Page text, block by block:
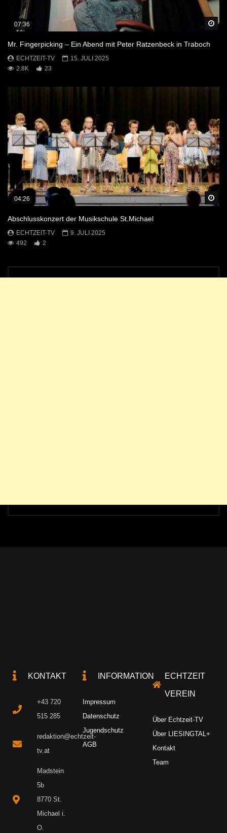
07:36
Mr. Fingerpicking – Ein Abend mit Peter Ratzenbeck in Traboch
ECHTZEIT-TV
15. JULI 2025
2.8K
23
04:26
Abschlusskonzert der Musikschule St.Michael
ECHTZEIT-TV
9. JULI 2025
492
2
KONTAKT
+43 720
515 285
redaktion@echtzeit-
tv.at
Madstein
5b
8770 St.
Michael i.
O.
INFORMATION
Impressum
Datenschutz
Jugendschutz
AGB
ECHTZEIT
VEREIN
Über Echtzeit-TV
Über LIESINGTAL+
Kontakt
Team